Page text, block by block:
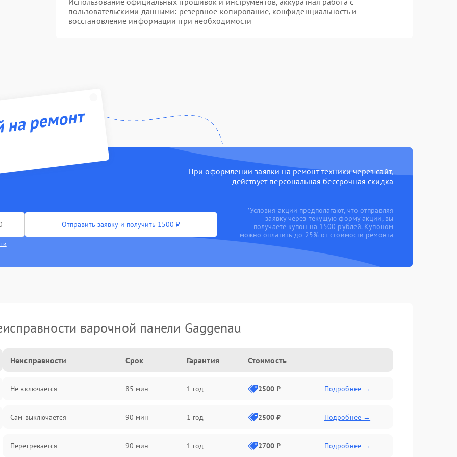
пользовательскими данными: резервное копирование, конфиденциальность и
восстановление информации при необходимости
ремонт
При оформлении заявки на ремонт техники через сайт,
действует персональная бессрочная скидка
Отправить заявку и получить 1500 ₽
*Условия акции предполагают, что отправляя
заявку через текущую форму акции, вы
получаете купон на 1500 рублей. Купоном
можно оплатить до 25% от стоимости ремонта
варочной панели Gaggenau
Неисправности Срок Гарантия Стоимость
Не включается 85 мин 1 год 2500 ₽ Подробнее →
Сам выключается 90 мин 1 год 2500 ₽ Подробнее →
Перегревается 90 мин 1 год 2700 ₽ Подробнее →